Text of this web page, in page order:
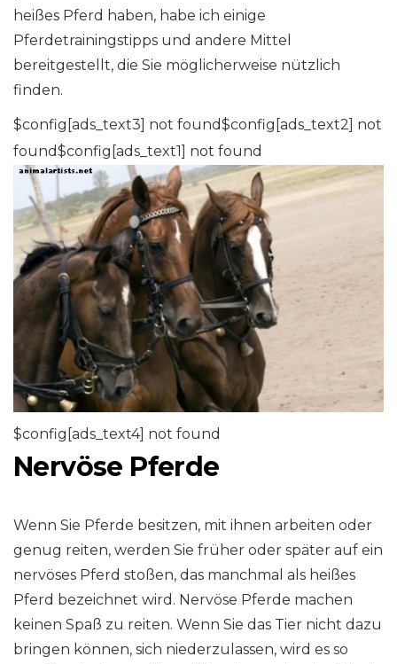
heißes Pferd haben, habe ich einige
Pferdetrainingstipps und andere Mittel
bereitgestellt, die Sie möglicherweise nützlich
finden.
$config[ads_text3] not found$config[ads_text2] not
found$config[ads_text1] not found
$config[ads_text4] not found
Nervöse Pferde
Wenn Sie Pferde besitzen, mit ihnen arbeiten oder
genug reiten, werden Sie früher oder später auf ein
nervöses Pferd stoßen, das manchmal als heißes
Pferd bezeichnet wird. Nervöse Pferde machen
keinen Spaß zu reiten. Wenn Sie das Tier nicht dazu
bringen können, sich niederzulassen, wird es so